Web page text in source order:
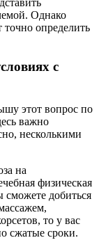
Однако
точно определить
с
этот вопрос по
важно
несколькими
на
физическая
добиться
то у вас
сжатые сроки.